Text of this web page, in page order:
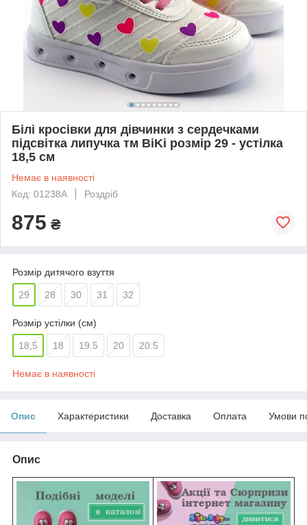
Білі кросівки для дівчинки з сердечками
підсвітка липучка тм BiKi розмір 29 - устілка
18,5 см
Немає в наявності
Код: 01238A
Роздріб
875 ₴
Розмір дитячого взуття
29 28 30 31 32
Розмір устілки (см)
18,5 18 19.5 20 20.5
Немає в наявності
Опис Характеристики Доставка Оплата Умови
Опис